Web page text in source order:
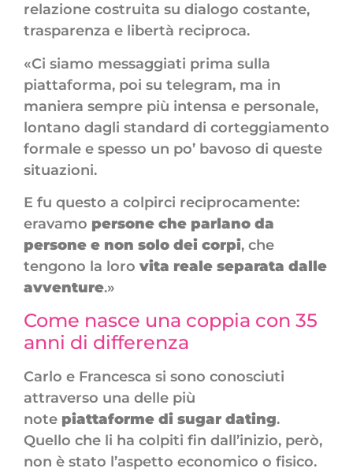
relazione costruita su dialogo costante,
trasparenza e libertà reciproca.
«Ci siamo messaggiati prima sulla
piattaforma, poi su telegram, ma in
maniera sempre più intensa e personale,
lontano dagli standard di corteggiamento
formale e spesso un po’ bavoso di queste
situazioni.
E fu questo a colpirci reciprocamente:
eravamo persone che parlano da
persone e non solo dei corpi, che
tengono la loro vita reale separata dalle
avventure.»
Come nasce una coppia con 35
anni di differenza
Carlo e Francesca si sono conosciuti
attraverso una delle più
note piattaforme di sugar dating.
Quello che li ha colpiti fin dall’inizio, però,
non è stato l’aspetto economico o fisico.